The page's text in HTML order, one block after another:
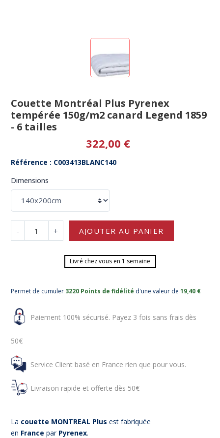
Couette Montréal Plus Pyrenex
tempérée 150g/m2 canard Legend 1859
- 6 tailles
322,00 €
Référence : C003413BLANC140
Dimensions
- + AJOUTER AU PANIER
Livré chez vous en 1 semaine
Permet de cumuler 3220 Points de fidélité d'une valeur de19,40 €
Paiement 100% sécurisé. Payez 3 fois sans frais dès
50€
Service Client basé en France rien que pour vous.
Livraison rapide et offerte dès 50€
La couette MONTREAL Plusest fabriquée
en France par Pyrenex.